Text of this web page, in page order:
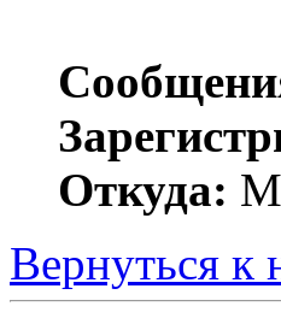
Откуда:
Вернуться к